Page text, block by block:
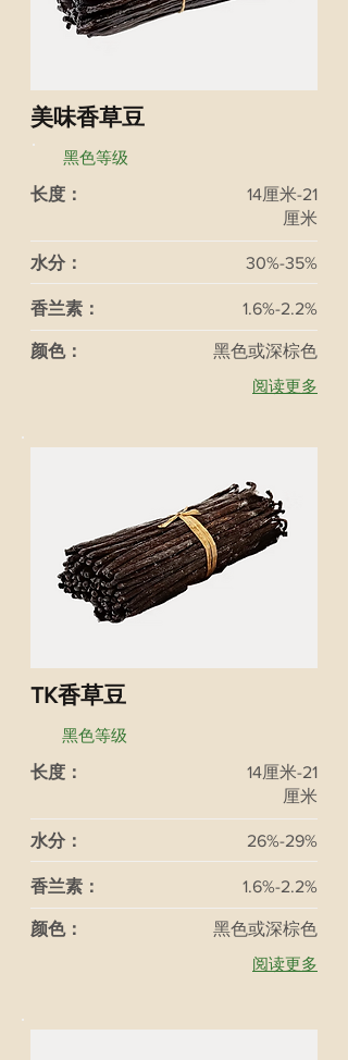
美味香草豆
黑色等级
长度：
14厘米-21
厘米
水分： 30%-35%
香兰素： 1.6%-2.2%
颜色：
黑色或深棕色
阅读更多
TK香草豆
黑色等级
长度：
14厘米-21
厘米
水分： 26%-29%
香兰素： 1.6%-2.2%
颜色：
黑色或深棕色
阅读更多